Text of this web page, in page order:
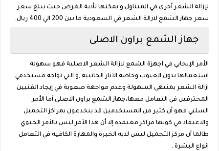
لإزالة الشعر أخرى في المتناول و يمكنها تأدية الغرض حيث يبلغ سعر
سعر جهاز الشمع لازالة الشعر في السعودية ما بين 200 الي 400 ريال.
جهاز الشمع براون الاصلى
الأمر الإيجابي في اجهزة الشمع لازالة الشعر الاصلية فهو سهولة
استعمالها بدون العيوب وخاصة الآثار الجانبية ,و التي تواجه مستخدمي
ازالة الشعر بمنتهى السهولة وعدم مواجهة صعوبة في إيجاد الفنيين
المحترفين في التعامل معها،جهاز الشمع براون الاصلى أما الأمر
السلبي فهو أن كثير من المستخدمين قد ينخدعون بمراكز التجميل
والاعتقاد في كونها مراكز معتمدة إلا أن هذا الأمر ليس بالأمر الحيوي
طالما أن مركز التجميل ليس لديه الخبرة والمهارة الكافية في التعامل
انواع البشرة .